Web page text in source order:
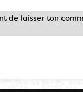
de laisser ton